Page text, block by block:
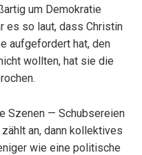
um Demokratie
es so laut, dass Christin
aufgefordert hat, den
wollten, hat sie die
Szenen — Schubsereien
an, dann kollektives
wie eine politische